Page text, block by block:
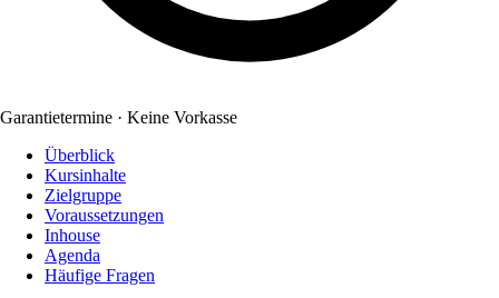
Garantietermine · Keine Vorkasse
Überblick
Kursinhalte
Zielgruppe
Voraussetzungen
Inhouse
Agenda
Häufige Fragen